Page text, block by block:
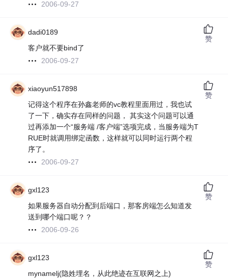
2006-09-27
dadi0189
客户就不要bind了
2006-09-27
赞
xiaoyun517898
记得这个程序在孙鑫老师的vc教程里面用过，我也试
了一下，确实存在同样的问题， 其实这个问题可以通
过再添加一个“服务端 /客户端”选项完成，当服务端为T
RUE时就调用绑定函数，这样就可以同时运行两个程
序了。
2006-09-27
赞
gxl123
如果服务器自动分配到后端口，那客房端怎么知道发
送到哪个端口呢？？
2006-09-26
赞
gxl123
mynamelj(隐姓埋名，从此绝迹在互联网之上)
赞